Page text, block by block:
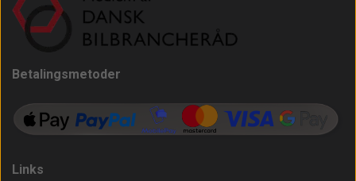
Betalingsmetoder
Links